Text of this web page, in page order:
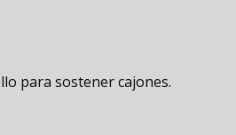
para sostener cajones.